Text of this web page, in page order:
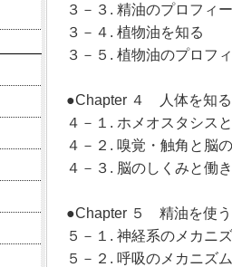
３－３. 精油のプロフィ
３－４. 植物油を知る
３－５. 植物油のプロフ
●Chapter ４ 人体を知る
４－１. ホメオスタシス
４－２. 嗅覚・触角と脳
４－３. 脳のしくみと働き
●Chapter ５ 精油を使
５－１. 神経系のメカニ
５－２. 呼吸のメカニズム